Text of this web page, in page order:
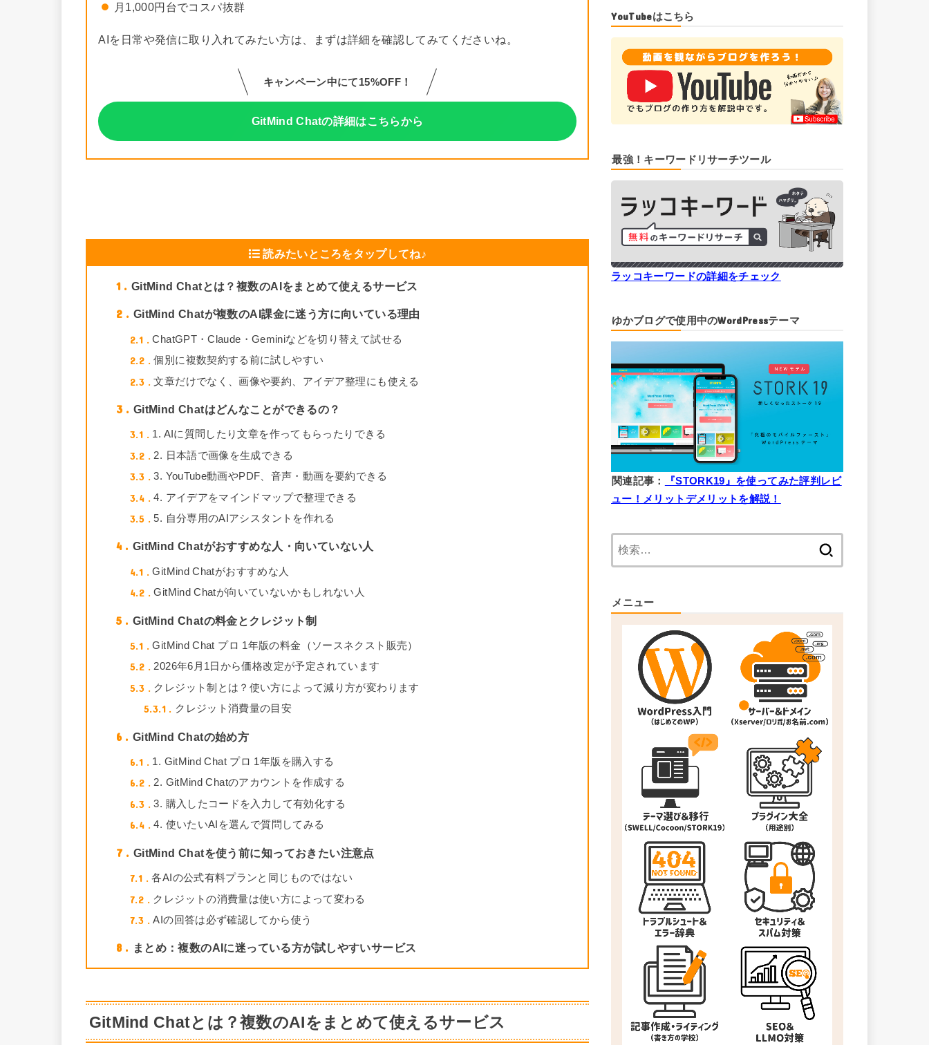
月1,000円台でコスパ抜群
AIを日常や発信に取り入れてみたい方は、まずは詳細を確認してみてくださいね。
キャンペーン中にて15%OFF！
GitMind Chatの詳細はこちらから
読みたいところをタップしてね♪
1 GitMind Chatとは？複数のAIをまとめて使えるサービス
2 GitMind Chatが複数のAI課金に迷う方に向いている理由
2.1 ChatGPT・Claude・Geminiなどを切り替えて試せる
2.2 個別に複数契約する前に試しやすい
2.3 文章だけでなく、画像や要約、アイデア整理にも使える
3 GitMind Chatはどんなことができるの？
3.1 1. AIに質問したり文章を作ってもらったりできる
3.2 2. 日本語で画像を生成できる
3.3 3. YouTube動画やPDF、音声・動画を要約できる
3.4 4. アイデアをマインドマップで整理できる
3.5 5. 自分専用のAIアシスタントを作れる
4 GitMind Chatがおすすめな人・向いていない人
4.1 GitMind Chatがおすすめな人
4.2 GitMind Chatが向いていないかもしれない人
5 GitMind Chatの料金とクレジット制
5.1 GitMind Chat プロ 1年版の料金（ソースネクスト販売）
5.2 2026年6月1日から価格改定が予定されています
5.3 クレジット制とは？使い方によって減り方が変わります
5.3.1 クレジット消費量の目安
6 GitMind Chatの始め方
6.1 1. GitMind Chat プロ 1年版を購入する
6.2 2. GitMind Chatのアカウントを作成する
6.3 3. 購入したコードを入力して有効化する
6.4 4. 使いたいAIを選んで質問してみる
7 GitMind Chatを使う前に知っておきたい注意点
7.1 各AIの公式有料プランと同じものではない
7.2 クレジットの消費量は使い方によって変わる
7.3 AIの回答は必ず確認してから使う
8 まとめ：複数のAIに迷っている方が試しやすいサービス
GitMind Chatとは？複数のAIをまとめて使えるサービス
YouTubeはこちら
最強！キーワードリサーチツール
ラッコキーワードの詳細をチェック
ゆかブログで使用中のWordPressテーマ
関連記事：
『STORK19』を使ってみた評判レビ
ュー！メリットデメリットを解説！
メニュー